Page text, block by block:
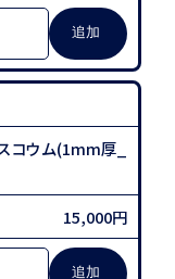
コウム(1mm厚_
15,000円